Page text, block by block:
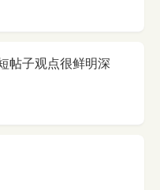
帖子观点很鲜明深